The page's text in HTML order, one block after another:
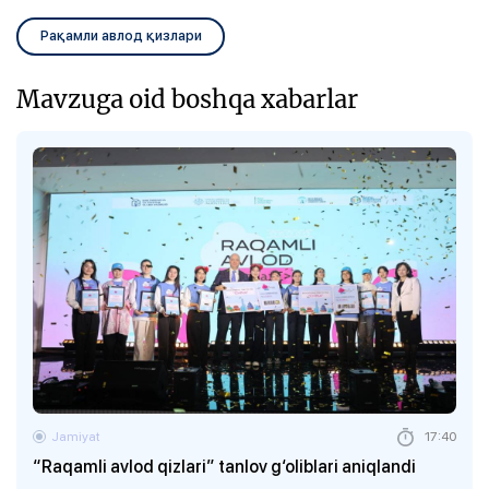
Рақамли авлод қизлари
Mavzuga oid boshqa xabarlar
“Raqamli avlod qizlari” tanlov g‘oliblari aniqlandi
Jamiyat 17:40